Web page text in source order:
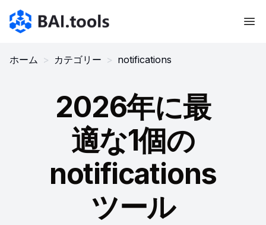
Bai.tools
ホーム > カテゴリー > notifications
2026年に最
適な1個の
notifications
ツール